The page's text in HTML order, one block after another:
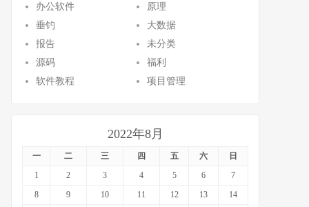
办公软件
原理
垂钓
大数据
报告
未分类
源码
福利
软件教程
项目管理
2022年8月
一 二 三 四 五 六 日
1 2 3 4 5 6
7
8
9 10 11 12 13
14